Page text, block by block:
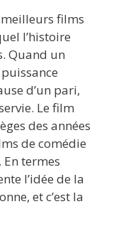
meilleurs films
l’histoire
Quand un
d’un pari,
Le film
des années
de comédie
termes
l’idée de la
et c’est la